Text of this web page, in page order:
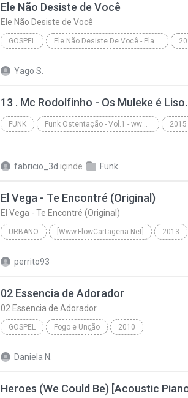
Ele Não Desiste de Você
Ele Não Desiste de Você
GOSPEL Ele Não Desiste De Você - Playback
Yago S.
13 . Mc Rodolfinho - Os Muleke é
FUNK Funk Ostentação - Vol.1 - www.musicasparabaixar.org 2015
fabricio_3d içinde Funk
El Vega - Te Encontré (Original)
El Vega - Te Encontré (Original)
URBANO [Www.FlowCartagena.Net] 2013
perrito93
02 Essencia de Adorador
02 Essencia de Adorador
GOSPEL Fogo e Unç̧ão 2010
Daniela N.